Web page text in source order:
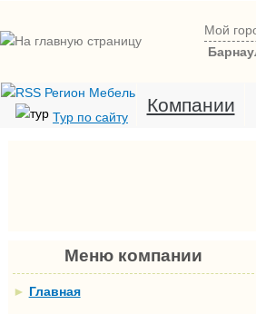
Мой
Тур по сайту
Компании
Меню компании
► Главная